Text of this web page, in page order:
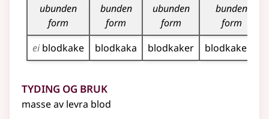
ubunden
form
bunden
form
ubunden
form
bunden
form
ei blodkake blodkaka blodkaker blodkakene
Tyding og bruk
masse av levra blod